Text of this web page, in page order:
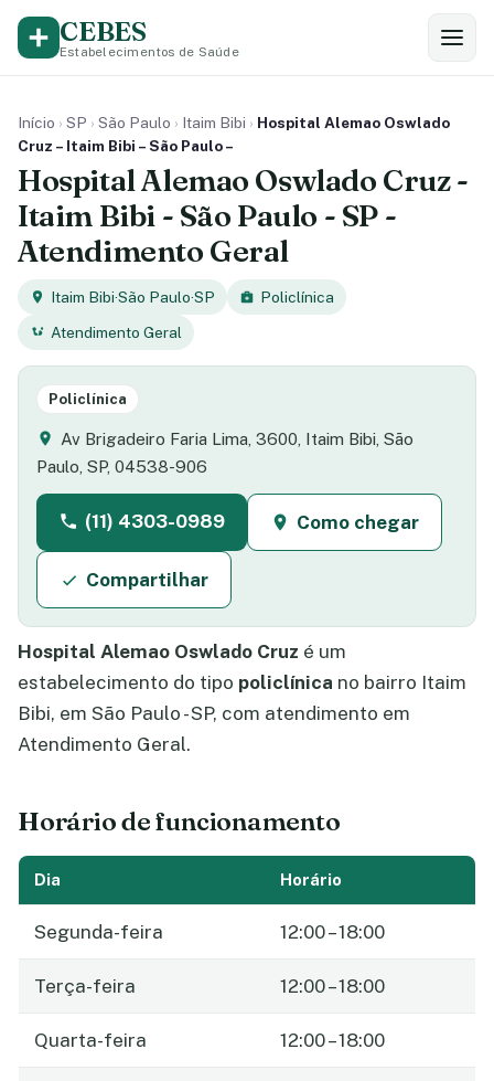
CEBES
Estabelecimentos de Saúde
Início › SP › São Paulo › Itaim Bibi › Hospital Alemao Oswlado
Cruz – Itaim Bibi – São Paulo –
Hospital Alemao Oswlado Cruz -
Itaim Bibi - São Paulo - SP -
Atendimento Geral
Itaim Bibi·São Paulo·SP
Policlínica
Atendimento Geral
Policlínica
Av Brigadeiro Faria Lima, 3600, Itaim Bibi, São
Paulo, SP, 04538-906
(11) 4303-0989 Como chegar
Compartilhar
Hospital Alemao Oswlado Cruz é um
estabelecimento do tipo policlínica no bairro Itaim
Bibi, em São Paulo - SP, com atendimento em
Atendimento Geral.
Horário de funcionamento
Dia Horário
Segunda-feira 12:00 – 18:00
Terça-feira 12:00 – 18:00
Quarta-feira 12:00 – 18:00